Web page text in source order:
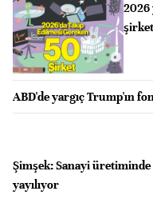
2026
şirket
ABD'de yargıç Trump'ın
Şimşek: Sanayi
yayılıyor